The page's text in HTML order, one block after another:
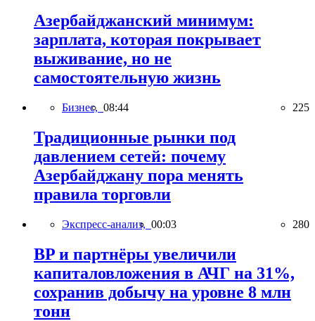
Азербайджанский минимум:
зарплата, которая покрывает
выживание, но не
самостоятельную жизнь
Бизнес, 08:44 225
Традиционные рынки под
давлением сетей: почему
Азербайджану пора менять
правила торговли
Экспресс-анализ, 00:03 280
BP и партнёры увеличили
капиталовложения в АЧГ на 31%,
сохранив добычу на уровне 8 млн
тонн